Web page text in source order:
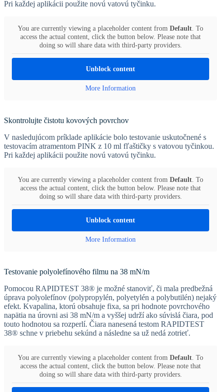
Pri každej aplikácii použite novú vatovú tyčinku.
You are currently viewing a placeholder content from Default . To
access the actual content, click the button below. Please note that
doing so will share data with third-party providers.
Unblock content
More Information
Skontrolujte čistotu kovových povrchov
V nasledujúcom príklade aplikácie bolo testovanie uskutočnené s
testovacím atramentom PINK z 10 ml fľaštičky s vatovou tyčinkou.
Pri každej aplikácii použite novú vatovú tyčinku.
You are currently viewing a placeholder content from Default . To
access the actual content, click the button below. Please note that
doing so will share data with third-party providers.
Unblock content
More Information
Testovanie polyolefínového filmu na 38 mN/m
Pomocou RAPIDTEST 38® je možné stanoviť, či mala predbežná
úprava polyolefínov (polypropylén, polyetylén a polybutilén) nejaký
efekt. Kvapalina, ktorú obsahuje fixa, sa pri hodnote povrchového
napätia na úrovni asi 38 mN/m a vyššej udrží ako súvislá čiara, pod
touto hodnotou sa rozperlí. Čiara nanesená testom RAPIDTEST
38® schne v priebehu sekúnd a následne sa už nedá zotrieť.
You are currently viewing a placeholder content from Default . To
access the actual content, click the button below. Please note that
doing so will share data with third-party providers.